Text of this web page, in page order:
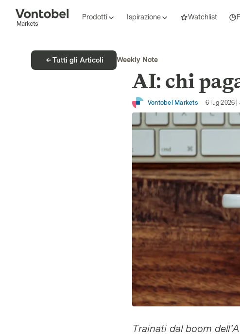
Prodotti Ispirazione Watchlist
Tutti gli Articoli Weekly Note
AI: chi
Vontobel Markets 6 lug 2026
Trainati dal boom